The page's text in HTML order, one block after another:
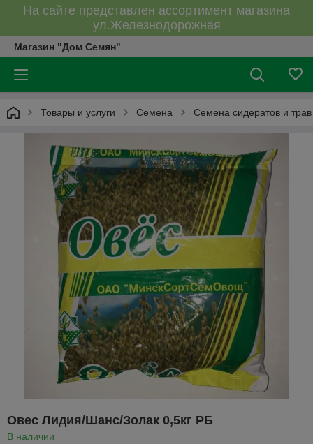
На сайте представлен ассортимент магазина
ул.Железнодорожная
Магазин "Дом Семян"
Товары и услуги Семена Семена сидератов и
Овес Лидия/Шанс/Золак 0,5кг РБ
В наличии